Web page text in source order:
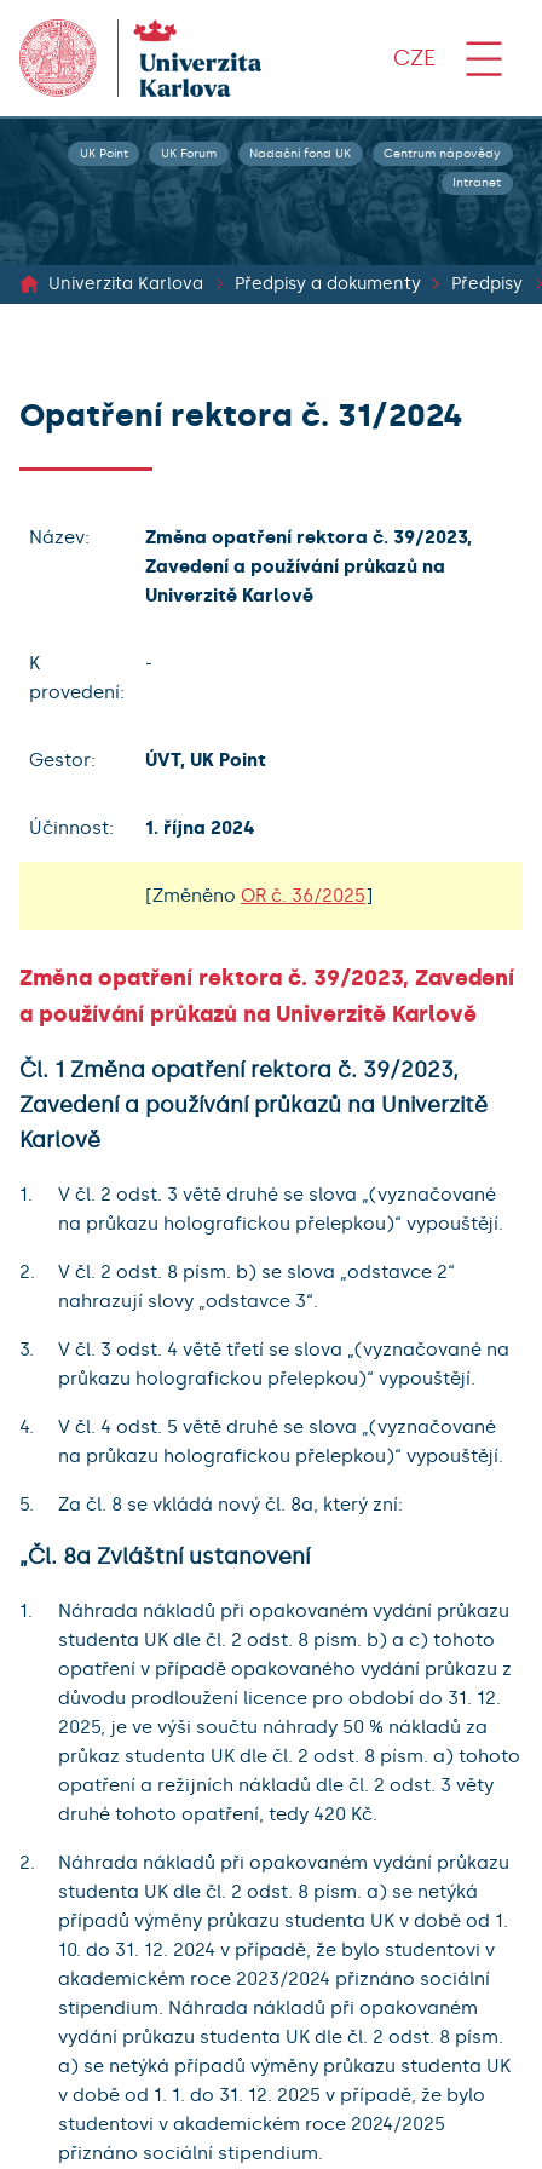
CZE
UK Point UK Forum Nadační fond UK Centrum nápovědy
Intranet
Univerzita Karlova Předpisy a dokumenty Předpisy
Opatření rektora č. 31/2024
Název:
Změna opatření rektora č. 39/2023,
Zavedení a používání průkazů na
Univerzitě Karlově
K
provedení:
-
Gestor: ÚVT, UK Point
Účinnost: 1. října 2024
[Změněno OR č. 36/2025]
Změna opatření rektora č. 39/2023, Zavedení
a používání průkazů na Univerzitě Karlově
Čl. 1 Změna opatření rektora č. 39/2023,
Zavedení a používání průkazů na Univerzitě
Karlově
V čl. 2 odst. 3 větě druhé se slova „(vyznačované
na průkazu holografickou přelepkou)“ vypouštějí.
V čl. 2 odst. 8 písm. b) se slova „odstavce 2“
nahrazují slovy „odstavce 3“.
V čl. 3 odst. 4 větě třetí se slova „(vyznačované na
průkazu holografickou přelepkou)“ vypouštějí.
V čl. 4 odst. 5 větě druhé se slova „(vyznačované
na průkazu holografickou přelepkou)“ vypouštějí.
Za čl. 8 se vkládá nový čl. 8a, který zní:
„Čl. 8a Zvláštní ustanovení
Náhrada nákladů při opakovaném vydání průkazu
studenta UK dle čl. 2 odst. 8 písm. b) a c) tohoto
opatření v případě opakovaného vydání průkazu z
důvodu prodloužení licence pro období do 31. 12.
2025, je ve výši součtu náhrady 50 % nákladů za
průkaz studenta UK dle čl. 2 odst. 8 písm. a) tohoto
opatření a režijních nákladů dle čl. 2 odst. 3 věty
druhé tohoto opatření, tedy 420 Kč.
Náhrada nákladů při opakovaném vydání průkazu
studenta UK dle čl. 2 odst. 8 písm. a) se netýká
případů výměny průkazu studenta UK v době od 1.
10. do 31. 12. 2024 v případě, že bylo studentovi v
akademickém roce 2023/2024 přiznáno sociální
stipendium. Náhrada nákladů při opakovaném
vydání průkazu studenta UK dle čl. 2 odst. 8 písm.
a) se netýká případů výměny průkazu studenta UK
v době od 1. 1. do 31. 12. 2025 v případě, že bylo
studentovi v akademickém roce 2024/2025
přiznáno sociální stipendium.